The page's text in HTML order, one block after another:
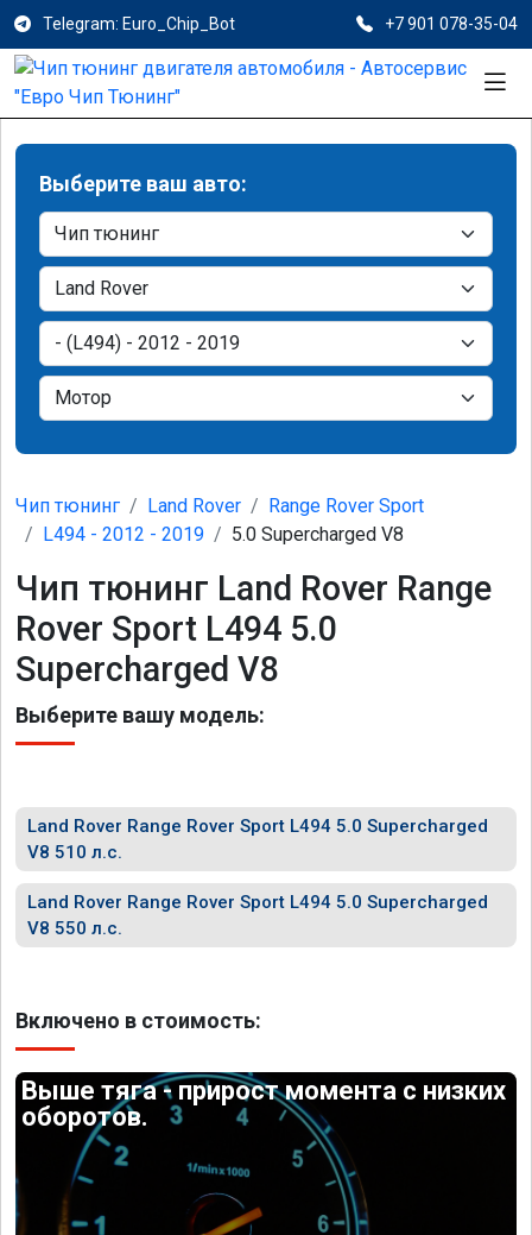
Telegram: Euro_Chip_Bot +7 901 078-35-04
Выберите ваш авто:
Чип тюнинг Land Rover
Range Rover Sport
L494 - 2012 - 2019
5.0 Supercharged V8
Чип тюнинг Land Rover Range
Rover Sport L494 5.0
Supercharged V8
Выберите вашу модель:
Land Rover Range Rover Sport L494 5.0 Supercharged
V8 510 л.с.
Land Rover Range Rover Sport L494 5.0 Supercharged
V8 550 л.с.
Включено в стоимость:
Выше тяга - прирост момента с низких
оборотов.